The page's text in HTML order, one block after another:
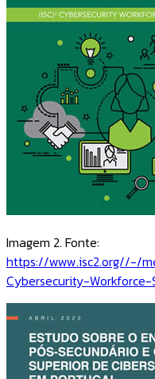
Imagem 2. Fonte:
https://www.isc2.org//-/
Cybersecurity-